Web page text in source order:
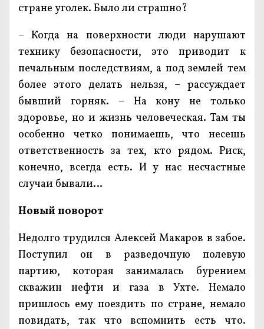
стране уголек. Было ли страшно?
– Когда на поверхности люди нарушают
технику безопасности, это приводит к
печальным последствиям, а под землей тем
более этого делать нельзя, – рассуждает
бывший горняк. – На кону не только
здоровье, но и жизнь человеческая. Там ты
особенно четко понимаешь, что несешь
ответственность за тех, кто рядом. Риск,
конечно, всегда есть. И у нас несчастные
случаи бывали…
Новый поворот
Недолго трудился Алексей Макаров в забое.
Поступил он в разведочную полевую
партию, которая занималась бурением
скважин нефти и газа в Ухте. Немало
пришлось ему поездить по стране, немало
повидать, так что вспомнить есть что.